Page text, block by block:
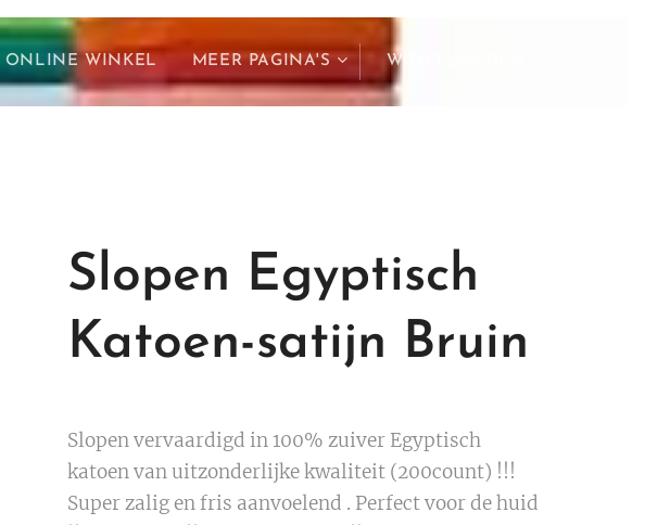
ONLINE WINKEL MEER PAGINA'S WINKELWAGEN
Slopen Egyptisch
Katoen-satijn Bruin
Slopen vervaardigd in 100% zuiver Egyptisch
katoen van uitzonderlijke kwaliteit (200count) !!!
Super zalig en fris aanvoelend . Perfect voor de huid